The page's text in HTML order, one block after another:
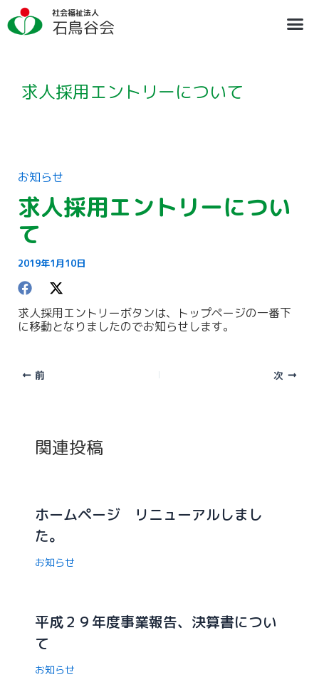
容
を
社会福祉法人
石鳥谷会
求人採用エントリーについて
お知らせ
求人採用エントリーについ
て
2019年1月10日
求人採用エントリーボタンは、トップページの一番下
に移動となりましたのでお知らせします。
前 次
関連投稿
ホームページ リニューアルしまし
た。
お知らせ
平成２９年度事業報告、決算書につい
て
お知らせ
ア
ー
カ